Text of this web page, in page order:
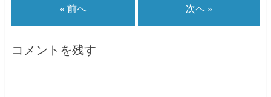
« 前へ 次へ »
コメントを残す